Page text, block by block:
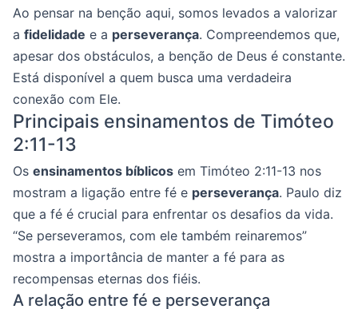
Ao pensar na benção aqui, somos levados a valorizar
a fidelidade e a perseverança. Compreendemos que,
apesar dos obstáculos, a benção de Deus é constante.
Está disponível a quem busca uma verdadeira
conexão com Ele.
Principais ensinamentos de Timóteo
2:11-13
Os ensinamentos bíblicos em Timóteo 2:11-13 nos
mostram a ligação entre fé e perseverança. Paulo diz
que a fé é crucial para enfrentar os desafios da vida.
“Se perseveramos, com ele também reinaremos”
mostra a importância de manter a fé para as
recompensas eternas dos fiéis.
A relação entre fé e perseverança